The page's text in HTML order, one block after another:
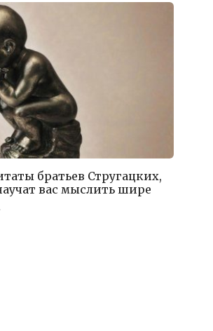
братьев Стругацких,
вас мыслить шире